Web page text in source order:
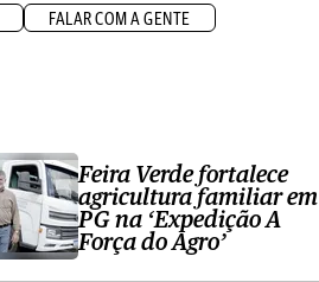
FALAR COM A GENTE
Feira Verde fortalece
agricultura familiar em
PG na ‘Expedição A
Força do Agro’